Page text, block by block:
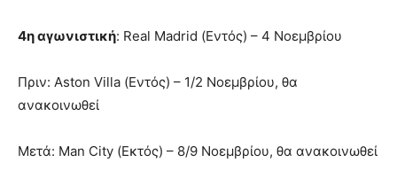
4η αγωνιστική: Real Madrid (Εντός) – 4 Νοεμβρίου
Πριν: Aston Villa (Εντός) – 1/2 Νοεμβρίου, θα
ανακοινωθεί
Μετά: Man City (Εκτός) – 8/9 Νοεμβρίου, θα ανακοινωθεί